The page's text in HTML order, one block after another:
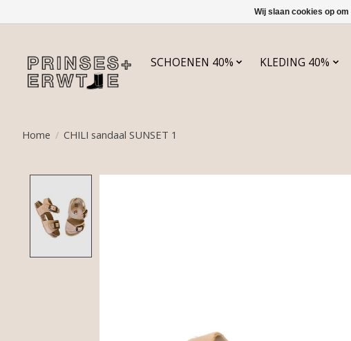
SCHOENEN 40% KLEDING 40%
Home / CHILI sandaal SUNSET 1
Wij slaan cookies op